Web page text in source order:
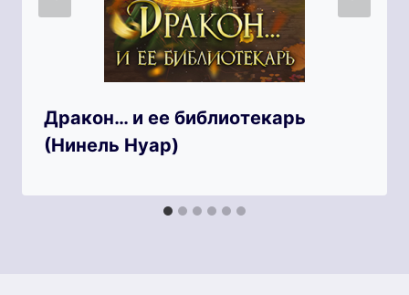
Дракон… и ее библиотекарь
(Нинель Нуар)